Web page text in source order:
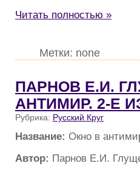
Читать полностью »
Метки: none
ПАРНОВ Е.И.
АНТИМИР. 2-Е
Рубрика: Русский Круг
Название: Окно в
Автор: Парнов Е.И.